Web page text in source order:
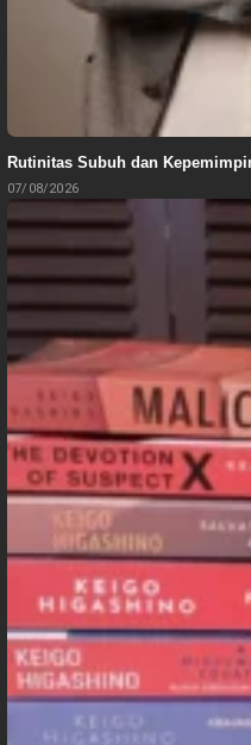
Rutinitas Subuh dan
07/08/2026